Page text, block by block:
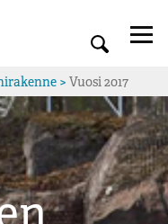
> Vuosi 2017